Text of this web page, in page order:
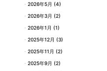
2026年5月 (4)
2026年3月 (2)
2026年1月 (1)
2025年12月 (3)
2025年11月 (2)
2025年9月 (2)